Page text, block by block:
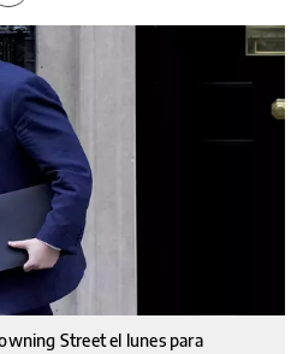
Street el lunes para